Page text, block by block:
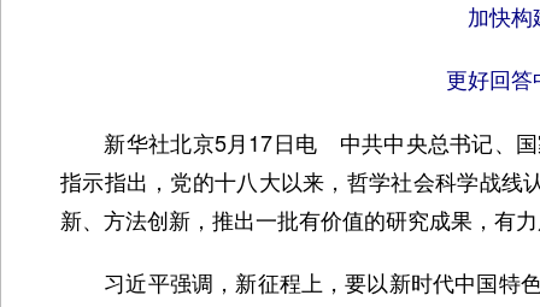
加快
更好回答
新华社北京5月17日电 中共中央总书记、国
指示指出，党的十八大以来，哲学社会科学战线
新、方法创新，推出一批有价值的研究成果，有
习近平强调，新征程上，要以新时代中国特